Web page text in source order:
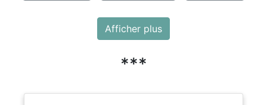
Afficher plus
***